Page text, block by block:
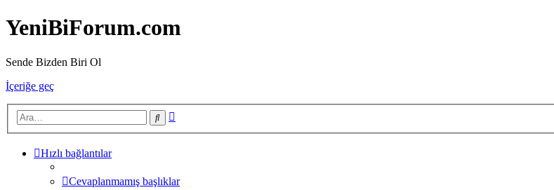
YeniBiForum.com
Sende Bizden Biri Ol
İçeriğe geç
Ara
Hızlı bağlantılar
Cevaplanmamış başlıklar